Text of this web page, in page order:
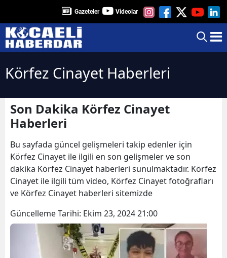
Gazeteler Videolar
Körfez Cinayet Haberleri
Son Dakika Körfez Cinayet
Haberleri
Bu sayfada güncel gelişmeleri takip edenler için
Körfez Cinayet ile ilgili en son gelişmeler ve son
dakika Körfez Cinayet haberleri sunulmaktadır. Körfez
Cinayet ile ilgili tüm video, Körfez Cinayet fotoğrafları
ve Körfez Cinayet haberleri sitemizde
Güncelleme Tarihi: Ekim 23, 2024 21:00